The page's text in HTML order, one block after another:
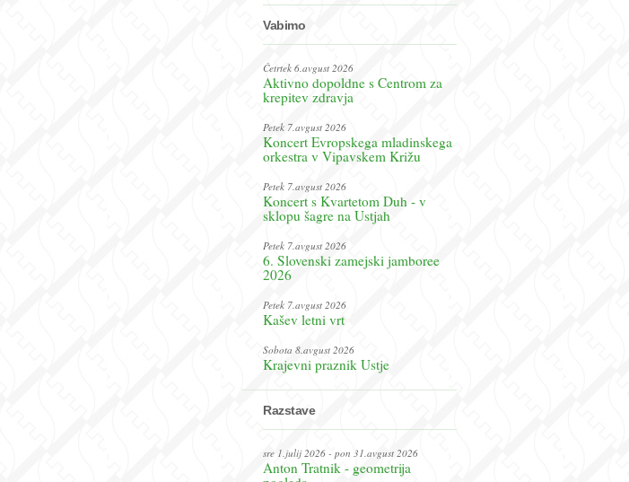
Vabimo
Četrtek 6.avgust 2026
Aktivno dopoldne s Centrom za
krepitev zdravja
Petek 7.avgust 2026
Koncert Evropskega mladinskega
orkestra v Vipavskem Križu
Petek 7.avgust 2026
Koncert s Kvartetom Duh - v
sklopu šagre na Ustjah
Petek 7.avgust 2026
6. Slovenski zamejski jamboree
2026
Petek 7.avgust 2026
Kašev letni vrt
Sobota 8.avgust 2026
Krajevni praznik Ustje
Razstave
sre 1.julij 2026 - pon 31.avgust 2026
Anton Tratnik - geometrija